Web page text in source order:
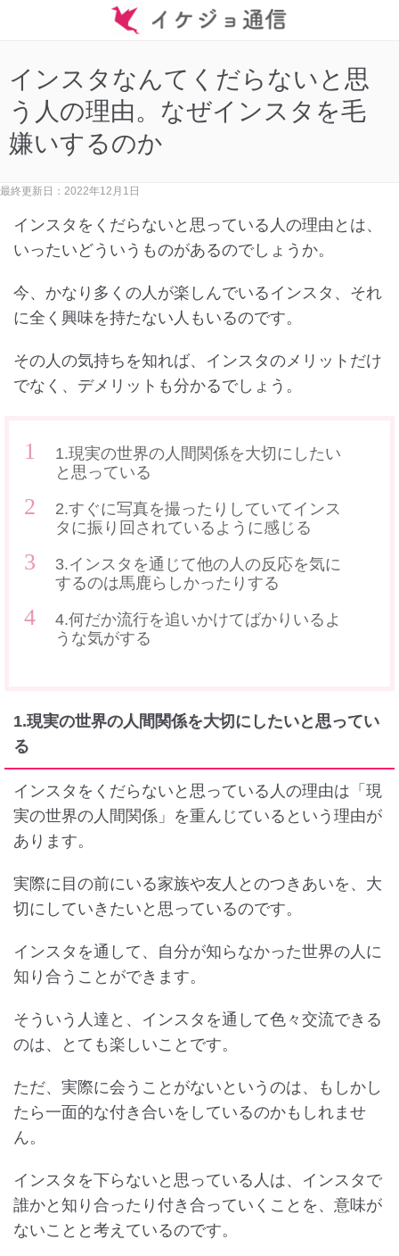
インスタなんてくだらないと思
う人の理由。なぜインスタを毛
嫌いするのか
最終更新日：2022年12月1日
インスタをくだらないと思っている人の理由とは、
いったいどういうものがあるのでしょうか。
今、かなり多くの人が楽しんでいるインスタ、それ
に全く興味を持たない人もいるのです。
その人の気持ちを知れば、インスタのメリットだけ
でなく、デメリットも分かるでしょう。
1.現実の世界の人間関係を大切にしたい
と思っている
2.すぐに写真を撮ったりしていてインス
タに振り回されているように感じる
3.インスタを通じて他の人の反応を気に
するのは馬鹿らしかったりする
4.何だか流行を追いかけてばかりいるよ
うな気がする
1.現実の世界の人間関係を大切にしたいと思ってい
る
インスタをくだらないと思っている人の理由は「現
実の世界の人間関係」を重んじているという理由が
あります。
実際に目の前にいる家族や友人とのつきあいを、大
切にしていきたいと思っているのです。
インスタを通して、自分が知らなかった世界の人に
知り合うことができます。
そういう人達と、インスタを通して色々交流できる
のは、とても楽しいことです。
ただ、実際に会うことがないというのは、もしかし
たら一面的な付き合いをしているのかもしれませ
ん。
インスタを下らないと思っている人は、インスタで
誰かと知り合ったり付き合っていくことを、意味が
ないことと考えているのです。